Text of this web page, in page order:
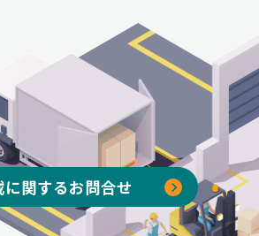
に関するお問合せ